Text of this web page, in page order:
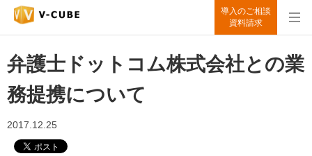
導入のご相談
資料請求
弁護士ドットコム株式会社との業
務提携について
2017.12.25